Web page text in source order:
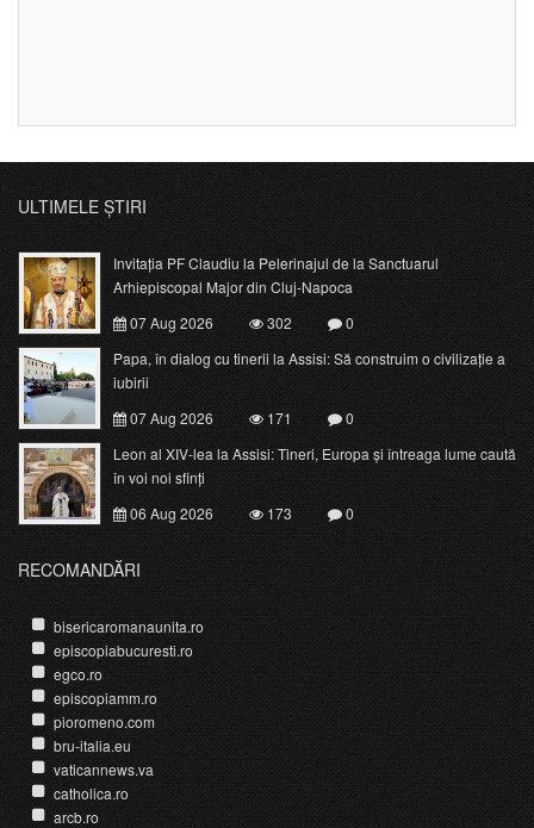
ULTIMELE ȘTIRI
Invitația PF Claudiu la Pelerinajul de la Sanctuarul
Arhiepiscopal Major din Cluj-Napoca
07 Aug 2026
302
0
Papa, în dialog cu tinerii la Assisi: Să construim o civilizație a
iubirii
07 Aug 2026
171
0
Leon al XIV-lea la Assisi: Tineri, Europa și întreaga lume caută
în voi noi sfinți
06 Aug 2026
173 0
RECOMANDĂRI
bisericaromanaunita.ro
episcopiabucuresti.ro
egco.ro
episcopiamm.ro
pioromeno.com
bru-italia.eu
vaticannews.va
catholica.ro
arcb.ro